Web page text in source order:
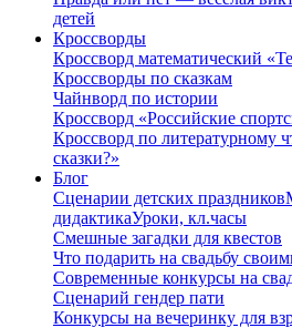
детей
Кроссворды
Кроссворд математический
Кроссворды по сказкам
Чайнворд по истории
Кроссворд «Российские
Кроссворд по литературному
сказки?»
Блог
Сценарии детских праздников
дидактикаУроки, кл.часы
Смешные загадки для квестов
Что подарить на свадьбу
Современные конкурсы на
Сценарий гендер пати
Конкурсы на вечеринку для